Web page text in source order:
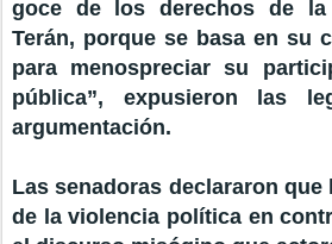
goce de los derechos de la
Terán, porque se basa en su
para menospreciar su
pública”, expusieron las
argumentación.
Las senadoras declararon
de la violencia política en